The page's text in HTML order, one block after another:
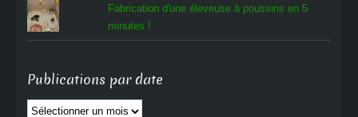
Fabrication d'une éleveuse à poussins en 5
minutes !
Publications par date
Publications